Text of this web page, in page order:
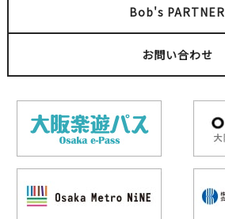
Bob's PARTNER
お問い合わせ